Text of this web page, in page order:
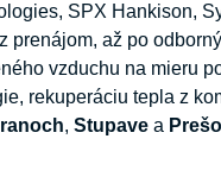
SPX Hankison,
až po
vzduchu na mieru
rekuperáciu tepla z
,Stupave a